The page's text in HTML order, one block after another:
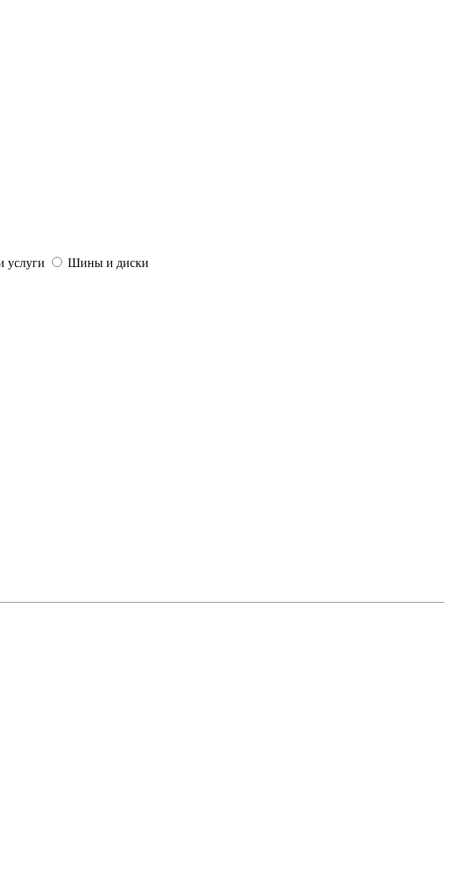
услуги
Шины и диски